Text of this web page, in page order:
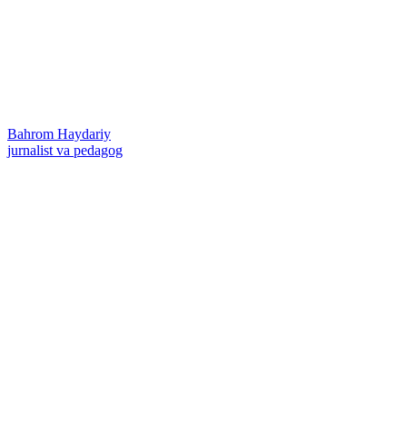
Bahrom Haydariy
jurnalist va pedagog